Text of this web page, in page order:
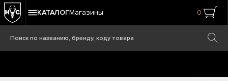
КАТАЛОГМагазины 0